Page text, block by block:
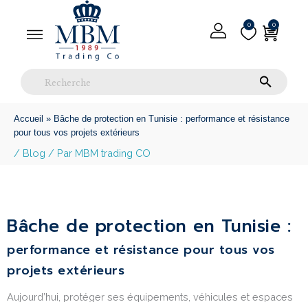
Inscription
0 0
0.000
Accueil » Bâche de protection en Tunisie : performance et résistance
pour tous vos projets extérieurs
/ Blog / Par MBM trading CO
Bâche de protection en Tunisie :
performance et résistance pour tous vos
projets extérieurs
Aujourd’hui, protéger ses équipements, véhicules et espaces